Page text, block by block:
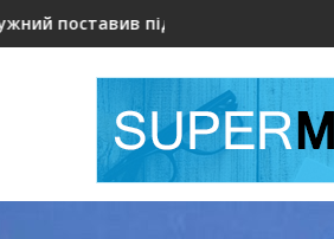
вступ України до НАТО: чи
Хав'єр Мілей змінює